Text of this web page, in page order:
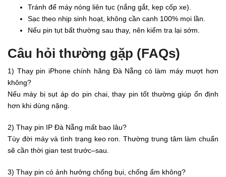
Tránh để máy nóng liên tục (nắng gắt, kẹp cốp xe).
Sạc theo nhịp sinh hoạt, không cần canh 100% mọi lần.
Nếu pin tụt bất thường sau thay, nên kiểm tra lại sớm.
Câu hỏi thường gặp (FAQs)
1) Thay pin iPhone chính hãng Đà Nẵng có làm máy mượt hơn
không?
Nếu máy bị sụt áp do pin chai, thay pin tốt thường giúp ổn định
hơn khi dùng nặng.
2) Thay pin IP Đà Nẵng mất bao lâu?
Tùy đời máy và tình trạng keo ron. Thường trung tâm làm chuẩn
sẽ cần thời gian test trước–sau.
3) Thay pin có ảnh hưởng chống bụi, chống ẩm không?